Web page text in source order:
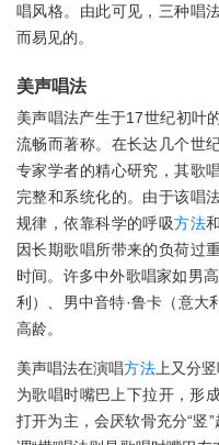
唱风格。由此可见，三种唱
而易见的。
美声唱法
美声唱法产生于17世纪初叶
流畅而著称。在长达几个世
专家学者的精心研究，其歌
完整和系统化的。由于该唱
规律，依靠科学的呼吸方法
因长期歌唱所带来的负荷过
时间。许多中外歌唱家如男
利）、男中音特·鲁卡（意大
高龄。
美声唱法在演唱方法上又分
为歌唱时嘴巴上下拉开，形
打开为主，会厌软骨充分“竖